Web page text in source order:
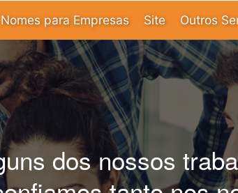
Nomes para Empresas Site Outros
dos nossos